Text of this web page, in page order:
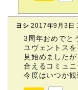
ヨシ 2017年9月3日
3周年おめでと
ユヴェントス
見始めました
合えるコミュニ
今度はいつか